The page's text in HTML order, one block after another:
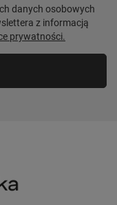
danych osobowych
z informacją
prywatności.